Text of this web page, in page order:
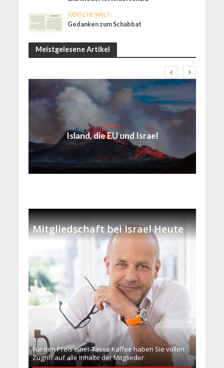
JÜDISCHE WELT
Gedanken zum Schabbat
Meistgelesene Artikel
Israel
Island, die EU und Israel
Mitgliedschaft bei Israel Heute
Für den Preis einer Tasse Kaffee haben Sie vollen
Zugriff auf alle Inhalte der Mitglieder